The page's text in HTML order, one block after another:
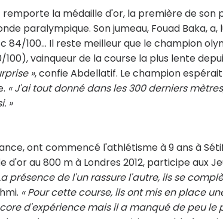
la médaille d'or, la première de son
paralympique. Son jumeau, Fouad Baka, a,
84/100... Il reste meilleur que le champion
vainqueur de la course la plus lente
», confie Abdellatif. Le champion
« J'ai tout donné dans les 300 derniers
»
ont commencé l'athlétisme à 9 ans à
au 800 m à Londres 2012, participe aux
présence de l'un rassure l'autre, ils se
« Pour cette course, ils ont mis en place
d'expérience mais il a manqué de peu le